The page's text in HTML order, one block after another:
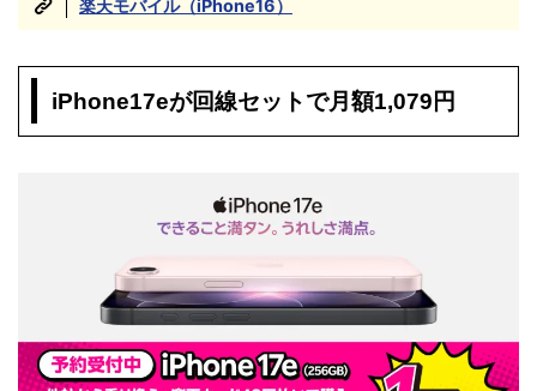
楽天モバイル（iPhone16）
iPhone17eが回線セットで月額1,079円